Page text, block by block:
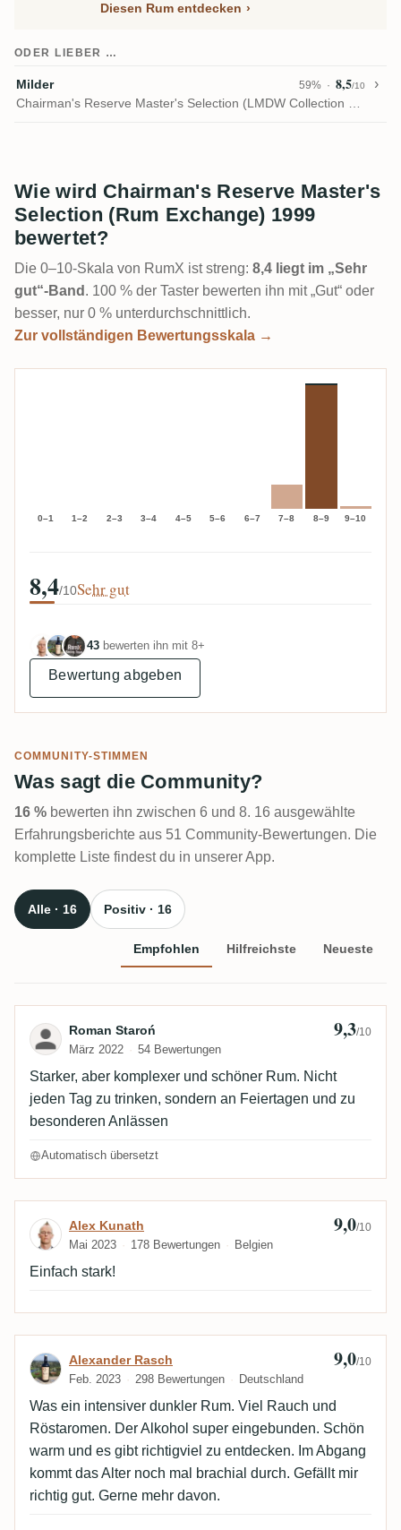
Diesen Rum entdecken
ODER LIEBER …
Milder 59% 8,5/10
Wie wird Chairman's Reserve Master's
Selection (Rum Exchange) 1999
bewertet?
Die 0–10-Skala von RumX ist streng: 8,4 liegt im „Sehr
gut“-Band . 100 % der Taster bewerten ihn mit „Gut“ oder
besser, nur 0 % unterdurchschnittlich.
Zur vollständigen Bewertungsskala →
0–1 1–2 2–3 3–4 4–5 5–6 6–7 7–8 8–9 9–10
8,4/10Sehr gut
43 bewerten ihn mit 8+
Bewertung abgeben
COMMUNITY-STIMMEN
Was sagt die Community?
16 % bewerten ihn zwischen 6 und 8. 16 ausgewählte
Erfahrungsberichte aus 51 Community-Bewertungen. Die
komplette Liste findest du in unserer App.
Alle · 16 Positiv · 16
Empfohlen Hilfreichste Neueste
Bewertung von Roman Staroń
Roman Staroń
März 2022 54 Bewertungen
9,3/10
Starker, aber komplexer und schöner Rum. Nicht
jeden Tag zu trinken, sondern an Feiertagen und zu
besonderen Anlässen
Automatisch übersetzt
Bewertung von Alex Kunath
Alex Kunath
Mai 2023 178 Bewertungen Belgien
9,0/10
Einfach stark!
Bewertung von Alexander Rasch
Alexander Rasch
Feb. 2023 298 Bewertungen Deutschland
9,0/10
Was ein intensiver dunkler Rum. Viel Rauch und
Röstaromen. Der Alkohol super eingebunden. Schön
warm und es gibt richtigviel zu entdecken. Im Abgang
kommt das Alter noch mal brachial durch. Gefällt mir
richtig gut. Gerne mehr davon.